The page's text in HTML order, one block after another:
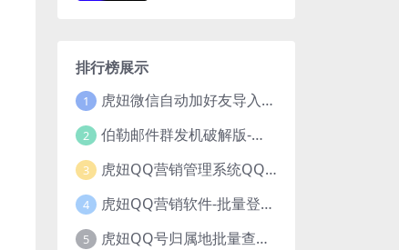
排行榜展示
1 虎妞微信自动加好友导入手机号码批量精准添加客户售营销软件微商工具
2 伯勒邮件群发机破解版-邮件群发，QQ邮件群发，邮件群发软件，伯乐邮件群发工具，邮件群发器
3 虎妞QQ营销管理系统QQ好友群发营销软件
4 虎妞QQ营销软件-批量登录QQ挂机-添加好友-自动加群-群发消息-临时会话
5 虎妞QQ号归属地批量查询指定QQ绑定的手机号软件